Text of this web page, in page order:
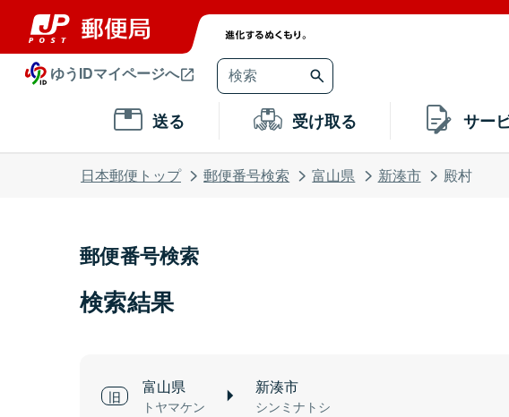
ゆうIDマイページへ
送る 受け取る サー
日本郵便トップ 郵便番号検索 富山県 新湊市 殿村
郵便番号検索
検索結果
富山県
トヤマケン
新湊市
シンミナトシ